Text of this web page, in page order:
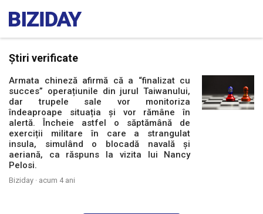
Știri verificate
Armata chineză afirmă că a “finalizat cu
succes” operațiunile din jurul Taiwanului,
dar trupele sale vor monitoriza
îndeaproape situația și vor rămâne în
alertă. Încheie astfel o săptămână de
exerciții militare în care a strangulat
insula, simulând o blocadă navală și
aeriană, ca răspuns la vizita lui Nancy
Pelosi.
Biziday · acum 4 ani